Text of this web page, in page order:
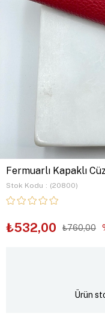
Fermuarlı Kapaklı
Stok Kodu (20800)
₺760,00
₺532,00
Ürün